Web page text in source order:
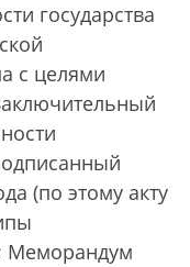
государства
с целями
(по этому акту
Меморандум